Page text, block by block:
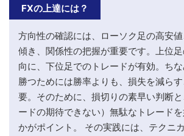
FXの上達には？
方向性の確認には、ローソク足の高安
傾き、関係性の把握が重要です。上位
向に、下位足でのトレードが有効。ち
勝つためには勝率よりも、損失を減ら
要。そのために、損切りの素早い判断
ードの期待できない）無駄なトレード
かがポイント。 その実践には、テクニ